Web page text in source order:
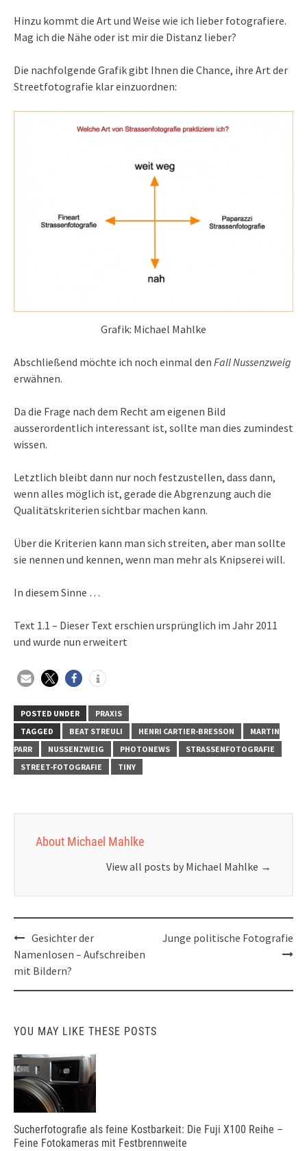
Hinzu kommt die Art und Weise wie ich lieber fotografiere.
Mag ich die Nähe oder ist mir die Distanz lieber?
Die nachfolgende Grafik gibt Ihnen die Chance, ihre Art der
Streetfotografie klar einzuordnen:
Grafik: Michael Mahlke
Abschließend möchte ich noch einmal den Fall Nussenzweig
erwähnen.
Da die Frage nach dem Recht am eigenen Bild
ausserordentlich interessant ist, sollte man dies zumindest
wissen.
Letztlich bleibt dann nur noch festzustellen, dass dann,
wenn alles möglich ist, gerade die Abgrenzung auch die
Qualitätskriterien sichtbar machen kann.
Über die Kriterien kann man sich streiten, aber man sollte
sie nennen und kennen, wenn man mehr als Knipserei will.
In diesem Sinne …
Text 1.1 – Dieser Text erschien ursprünglich im Jahr 2011
und wurde nun erweitert
POSTED UNDER
PRAXIS
TAGGED
BEAT STREULI HENRI CARTIER-BRESSON
MARTIN
PARR
NUSSENZWEIG PHOTONEWS
STRASSENFOTOGRAFIE
STREET-FOTOGRAFIE
TINY
About Michael Mahlke
View all posts by Michael Mahlke →
Post
navigation
Gesichter der
Namenlosen – Aufschreiben
mit Bildern?
Junge politische Fotografie
YOU MAY LIKE THESE POSTS
Sucherfotografie als feine Kostbarkeit: Die Fuji X100 Reihe –
Feine Fotokameras mit Festbrennweite